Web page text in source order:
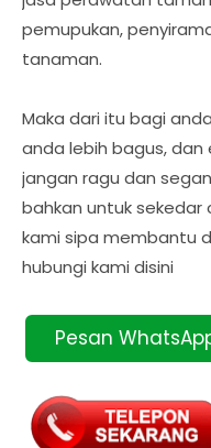
pemupukan,
tanaman.
Maka dari itu bagi
anda lebih bagus,
jangan ragu dan
bahkan untuk
kami sipa membantu
hubungi kami disini
Pesan